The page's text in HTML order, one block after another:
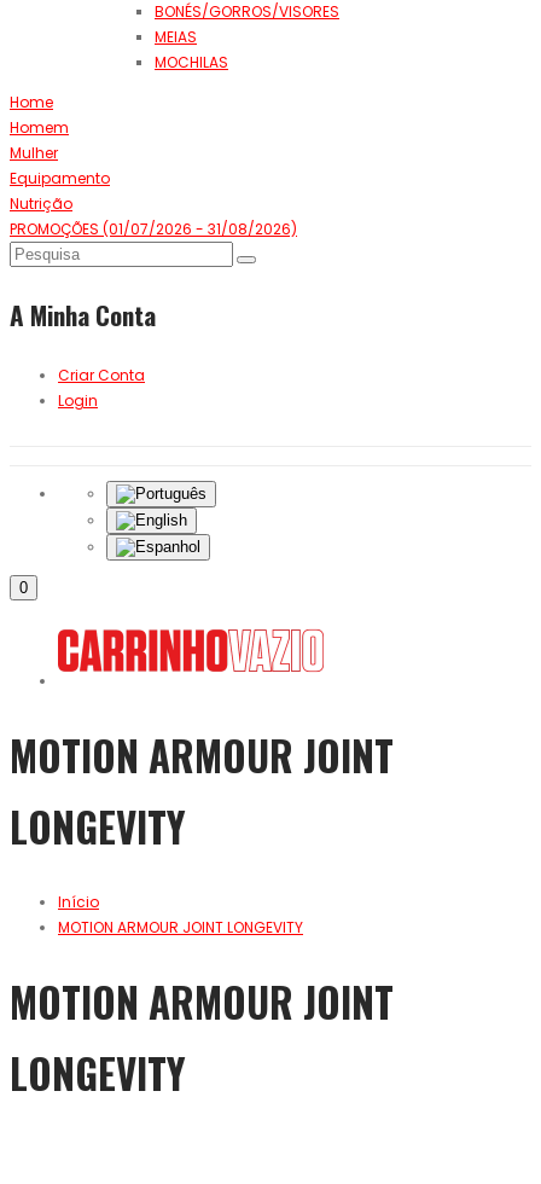
BONÉS/GORROS/VISORES
MEIAS
MOCHILAS
Home
Homem
Mulher
Equipamento
Nutrição
PROMOÇÕES (01/07/2026 - 31/08/2026)
A Minha Conta
Criar Conta
Login
0
MOTION ARMOUR JOINT
LONGEVITY
Início
MOTION ARMOUR JOINT LONGEVITY
MOTION ARMOUR JOINT
LONGEVITY